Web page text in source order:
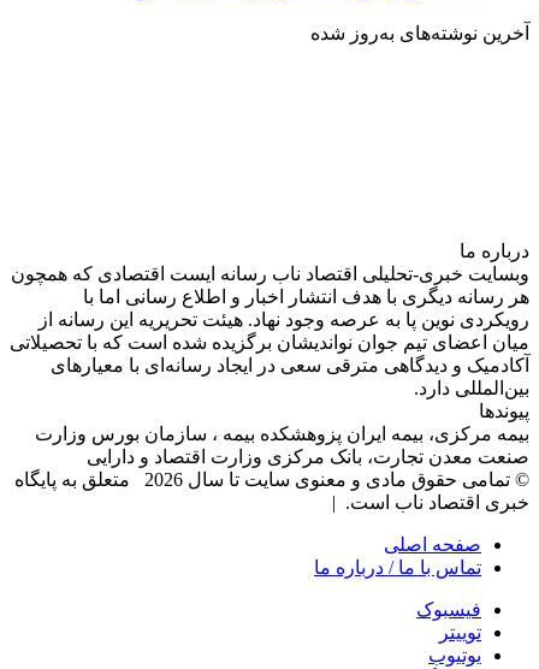
آخرین نوشته‌های‌ به‌روز شده
درباره‌ ما
وبسایت خبری-تحلیلی اقتصاد ناب رسانه‌ ایست اقتصادی که همچون
هر رسانه دیگری با هدف انتشار اخبار و اطلاع رسانی اما با
رویکردی نوین پا به عرصه وجود نهاد. هیئت تحریریه این رسانه از
میان اعضای تیم جوان نواندیشان برگزیده شده است که با تحصیلاتی
آکادمیک و دیدگاهی‌ مترقی سعی در ایجاد رسانه‌ای با معیار‌های
بین‌المللی دارد.
پیوندها
بیمه مرکزی، بیمه ایران پزوهشکده بیمه ، سازمان بورس وزارت
صنعت معدن تجارت، بانک مرکزی وزارت اقتصاد و دارایی
© تمامی حقوق مادی و معنوی سایت تا سال 2026 متعلق به پایگاه
خبری اقتصاد ناب است. |
صفحه اصلی
تماس با ما / درباره ما
فیسبوک
توییتر
یوتیوب